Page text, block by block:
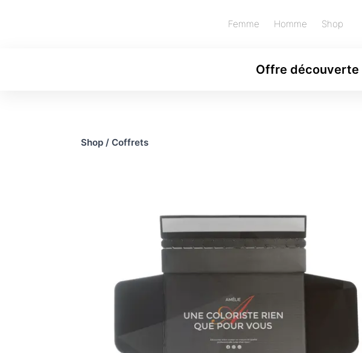
Femme Homme Shop
Offre découverte
Shop/ Coffrets